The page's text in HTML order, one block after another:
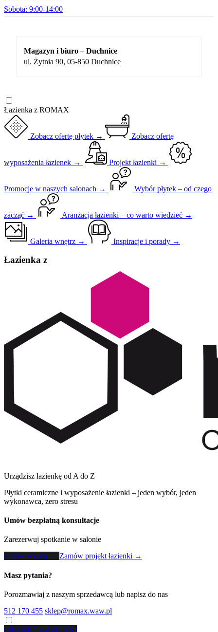
Sobota: 9:00-14:00
Magazyn i biuro – Duchnice
ul. Żytnia 90, 05-850 Duchnice
Łazienka z ROMAX
Zobacz ofertę płytek → Zobacz ofertę
wyposażenia łazienek → Projekt łazienki →
Promocje w naszych salonach → Wybór płytek – od czego
zacząć → Aranżacja łazienki – co warto wiedzieć →
Galeria wnętrz → Inspiracje i porady →
Łazienka z
Urządzisz łazienkę od A do Z
Płytki ceramiczne i wyposażenie łazienki – jeden wybór, jeden
wykonawca, zero stresu
Umów bezpłatną konsultacje
Zarezerwuj spotkanie w salonie
Umów wizytę → Zamów projekt łazienki →
Masz pytania?
Porozmawiaj z naszym sprzedawcą lub napisz do nas
512 170 455 sklep@romax.waw.pl
PROJEKT ŁAZIENKI